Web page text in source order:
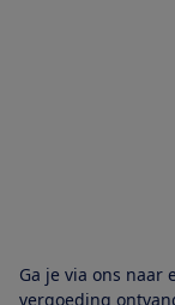
Ga je via ons naar
vergoeding